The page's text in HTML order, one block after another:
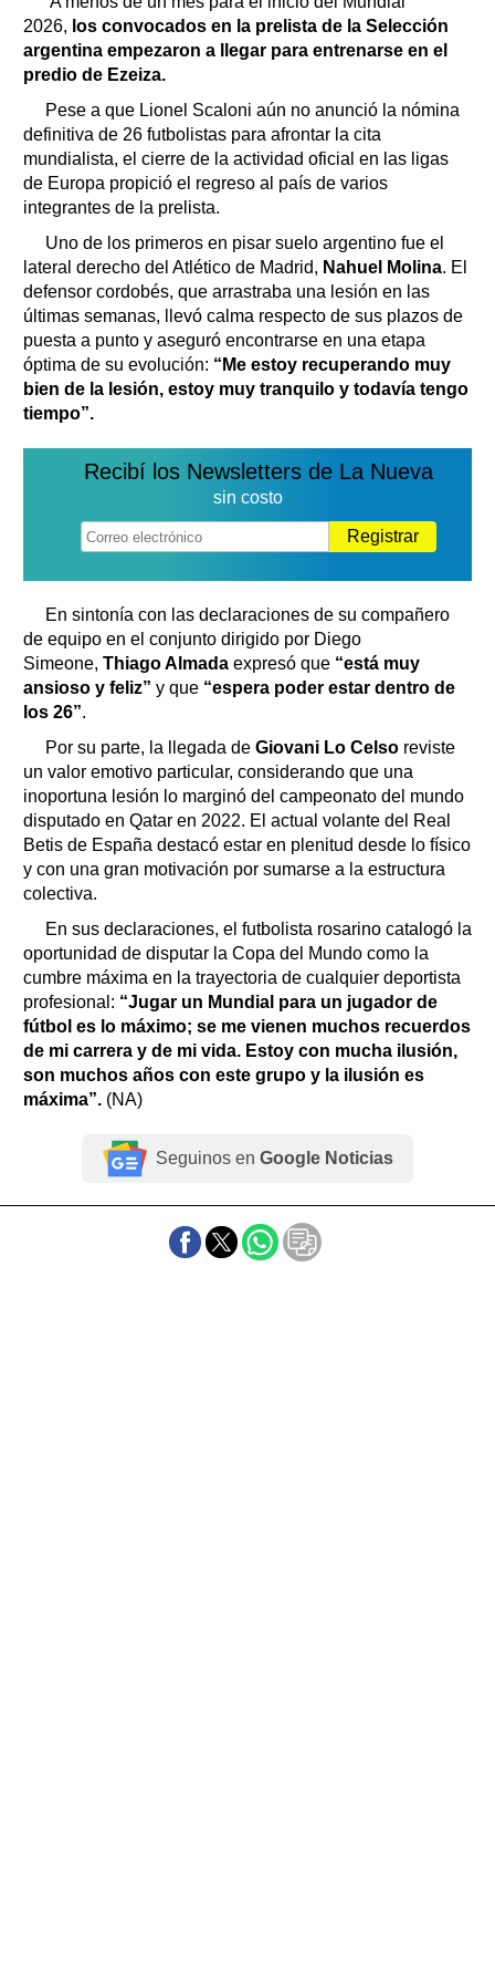
2026, los convocados en la prelista de la Selección
argentina empezaron a llegar para entrenarse en el
predio de Ezeiza.
Pese a que Lionel Scaloni aún no anunció la nómina
definitiva de 26 futbolistas para afrontar la cita
mundialista, el cierre de la actividad oficial en las ligas
de Europa propició el regreso al país de varios
integrantes de la prelista.
Uno de los primeros en pisar suelo argentino fue el
lateral derecho del Atlético de Madrid, Nahuel Molina. El
defensor cordobés, que arrastraba una lesión en las
últimas semanas, llevó calma respecto de sus plazos de
puesta a punto y aseguró encontrarse en una etapa
óptima de su evolución: “Me estoy recuperando muy
bien de la lesión, estoy muy tranquilo y todavía tengo
tiempo”.
Recibí los Newsletters de La Nueva
sin costo
Registrar
En sintonía con las declaraciones de su compañero
de equipo en el conjunto dirigido por Diego
Simeone, Thiago Almada expresó que “está muy
ansioso y feliz” y que “espera poder estar dentro de
los 26”.
Por su parte, la llegada de Giovani Lo Celso reviste
un valor emotivo particular, considerando que una
inoportuna lesión lo marginó del campeonato del mundo
disputado en Qatar en 2022. El actual volante del Real
Betis de España destacó estar en plenitud desde lo físico
y con una gran motivación por sumarse a la estructura
colectiva.
En sus declaraciones, el futbolista rosarino catalogó la
oportunidad de disputar la Copa del Mundo como la
cumbre máxima en la trayectoria de cualquier deportista
profesional: “Jugar un Mundial para un jugador de
fútbol es lo máximo; se me vienen muchos recuerdos
de mi carrera y de mi vida. Estoy con mucha ilusión,
son muchos años con este grupo y la ilusión es
máxima”. (NA)
Seguinos en Google Noticias